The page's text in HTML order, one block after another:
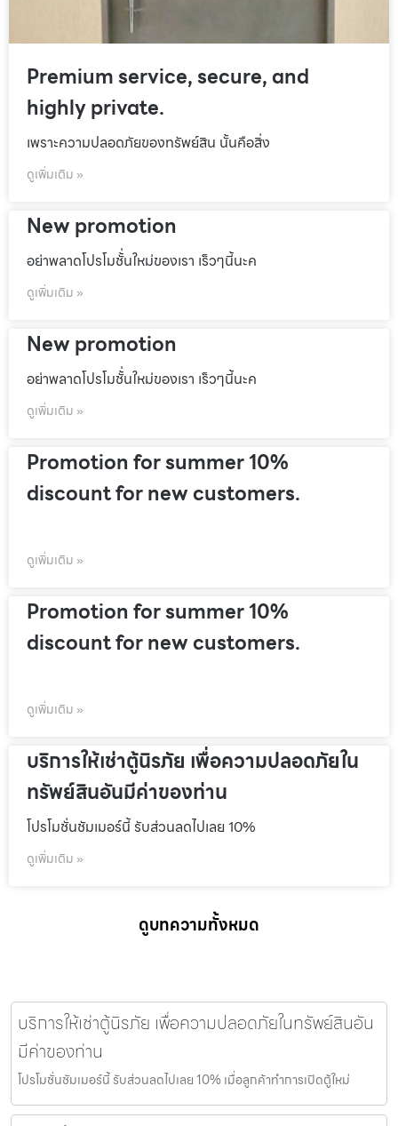
Premium service, secure, and
highly private.
เพราะความปลอดภัยของทรัพย์สิน นั้นคือสิ่ง
ดูเพิ่มเติม »
New promotion
อย่าพลาดโปรโมชั้่นใหม่ของเรา เร็วๆนี้นะค
ดูเพิ่มเติม »
New promotion
อย่าพลาดโปรโมชั้่นใหม่ของเรา เร็วๆนี้นะค
ดูเพิ่มเติม »
Promotion for summer 10%
discount for new customers.
ดูเพิ่มเติม »
Promotion for summer 10%
discount for new customers.
ดูเพิ่มเติม »
บริการให้เช่าตู้นิรภัย เพื่อความปลอดภัยใน
ทรัพย์สินอันมีค่าของท่าน
โปรโมชั่นชัมเมอร์นี้ รับส่วนลดไปเลย 10%
ดูเพิ่มเติม »
ดูบทความทั้งหมด
บริการให้เช่าตู้นิรภัย เพื่อความปลอดภัยในทรัพย์สินอัน
มีค่าของท่าน
โปรโมชั่นชัมเมอร์นี้ รับส่วนลดไปเลย 10% เมื่อลูกค้าทำการเปิดตู้ใหม่